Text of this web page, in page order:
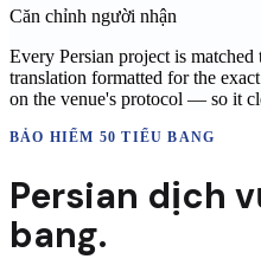
Căn chỉnh người nhận
Every Persian project is
translation formatted for the
on the venue's protocol — so it
BẢO HIỂM 50 TIỂU BANG
Persian dịch
bang.